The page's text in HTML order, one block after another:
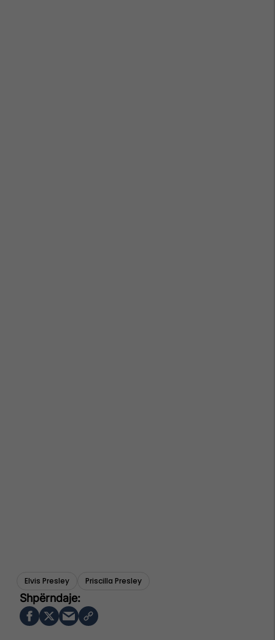
Elvis Presley Priscilla Presley